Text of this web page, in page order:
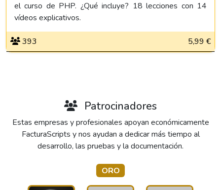
el curso de PHP. ¿Qué incluye? 18 lecciones con 14
vídeos explicativos.
393 5,99 €
Patrocinadores
Estas empresas y profesionales apoyan económicamente
FacturaScripts y nos ayudan a dedicar más tiempo al
desarrollo, las pruebas y la documentación.
ORO